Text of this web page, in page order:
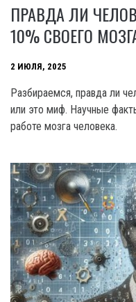
ПРАВДА ЛИ
10% СВОЕГО
2 ИЮЛЯ, 2025
Разбираемся, правда ли
или это миф. Научные
работе мозга человека.